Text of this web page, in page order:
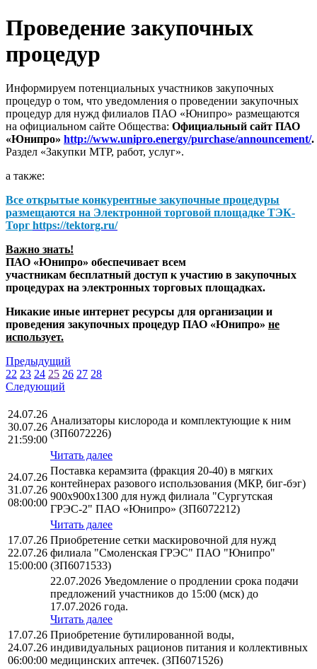
Проведение закупочных
процедур
Информируем потенциальных участников закупочных
процедур о том, что уведомления о проведении закупочных
процедур для нужд филиалов ПАО «Юнипро» размещаются
на официальном сайте Общества: Официальный сайт ПАО
«Юнипро» http://www.unipro.energy/purchase/announcement/.
Раздел «Закупки МТР, работ, услуг».
а также:
Все открытые конкурентные закупочные процедуры
размещаются на Электронной торговой площадке ТЭК-
Торг https://tektorg.ru/
Важно знать!
ПАО «Юнипро» обеспечивает всем
участникам бесплатный доступ к участию в закупочных
процедурах на электронных торговых площадках.
Никакие иные интернет ресурсы для организации и
проведения закупочных процедур ПАО «Юнипро» не
использует.
Предыдущий
22 23 24 25 26 27 28
Следующий
24.07.26
30.07.26
21:59:00
Анализаторы кислорода и комплектующие к ним
(ЗП6072226)
Читать далее
24.07.26
31.07.26
08:00:00
Поставка керамзита (фракция 20-40) в мягких
контейнерах разового использования (МКР, биг-бэг)
900х900х1300 для нужд филиала "Сургутская
ГРЭС-2" ПАО «Юнипро» (ЗП6072212)
Читать далее
17.07.26
22.07.26
15:00:00
Приобретение сетки маскировочной для нужд
филиала "Смоленская ГРЭС" ПАО "Юнипро"
(ЗП6071533)
22.07.2026 Уведомление о продлении срока подачи
предложений участников до 15:00 (мск) до
17.07.2026 года.
Читать далее
17.07.26
24.07.26
06:00:00
Приобретение бутилированной воды,
индивидуальных рационов питания и коллективных
медицинских аптечек. (ЗП6071526)